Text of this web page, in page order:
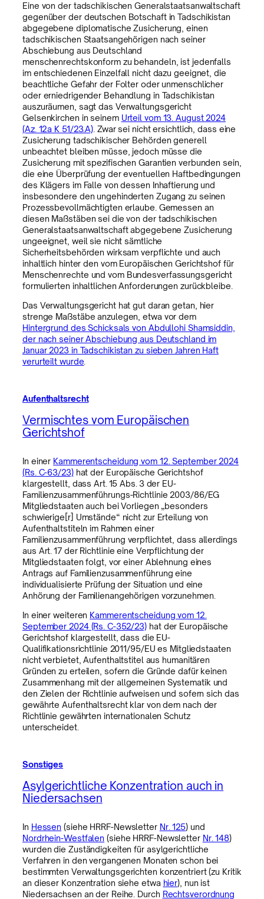
Eine von der tadschikischen Generalstaatsanwaltschaft
gegenüber der deutschen Botschaft in Tadschikistan
abgegebene diplomatische Zusicherung, einen
tadschikischen Staatsangehörigen nach seiner
Abschiebung aus Deutschland
menschenrechtskonform zu behandeln, ist jedenfalls
im entschiedenen Einzelfall nicht dazu geeignet, die
beachtliche Gefahr der Folter oder unmenschlicher
oder erniedrigender Behandlung in Tadschikistan
auszuräumen, sagt das Verwaltungsgericht
Gelsenkirchen in seinem Urteil vom 13. August 2024
(Az. 12a K 51/23.A). Zwar sei nicht ersichtlich, dass eine
Zusicherung tadschikischer Behörden generell
unbeachtet bleiben müsse, jedoch müsse die
Zusicherung mit spezifischen Garantien verbunden sein,
die eine Überprüfung der eventuellen Haftbedingungen
des Klägers im Falle von dessen Inhaftierung und
insbesondere den ungehinderten Zugang zu seinen
Prozessbevollmächtigten erlaube. Gemessen an
diesen Maßstäben sei die von der tadschikischen
Generalstaatsanwaltschaft abgegebene Zusicherung
ungeeignet, weil sie nicht sämtliche
Sicherheitsbehörden wirksam verpflichte und auch
inhaltlich hinter den vom Europäischen Gerichtshof für
Menschenrechte und vom Bundesverfassungsgericht
formulierten inhaltlichen Anforderungen zurückbleibe.
Das Verwaltungsgericht hat gut daran getan, hier
strenge Maßstäbe anzulegen, etwa vor dem
Hintergrund des Schicksals von Abdullohi Shamsiddin,
der nach seiner Abschiebung aus Deutschland im
Januar 2023 in Tadschikistan zu sieben Jahren Haft
verurteilt wurde
Aufenthaltsrecht
Vermischtes vom Europäischen
Gerichtshof
In einer Kammerentscheidung vom 12. September 2024
(Rs. C-63/23)hat der Europäische Gerichtshof
klargestellt, dass Art. 15 Abs. 3 der EU-
Familienzusammenführungs-Richtlinie 2003/86/EG
Mitgliedstaaten auch bei Vorliegen „besonders
schwierige[r] Umstände“ nicht zur Erteilung von
Aufenthaltstiteln im Rahmen einer
Familienzusammenführung verpflichtet, dass allerdings
aus Art. 17 der Richtlinie eine Verpflichtung der
Mitgliedstaaten folgt, vor einer Ablehnung eines
Antrags auf Familienzusammenführung eine
individualisierte Prüfung der Situation und eine
Anhörung der Familienangehörigen vorzunehmen.
In einer weiteren Kammerentscheidung vom 12.
September 2024 (Rs. C-352/23) hat der Europäische
Gerichtshof klargestellt, dass die EU-
Qualifikationsrichtlinie 2011/95/EU es Mitgliedstaaten
nicht verbietet, Aufenthaltstitel aus humanitären
Gründen zu erteilen, sofern die Gründe dafür keinen
Zusammenhang mit der allgemeinen Systematik und
den Zielen der Richtlinie aufweisen und sofern sich das
gewährte Aufenthaltsrecht klar von dem nach der
Richtlinie gewährten internationalen Schutz
unterscheidet.
Sonstiges
Asylgerichtliche Konzentration auch in
Niedersachsen
In Hessen (siehe HRRF-Newsletter Nr. 125) und
Nordrhein-Westfalen (siehe HRRF-Newsletter Nr. 148)
wurden die Zuständigkeiten für asylgerichtliche
Verfahren in den vergangenen Monaten schon bei
bestimmten Verwaltungsgerichten konzentriert (zu Kritik
an dieser Konzentration siehe etwa hier), nun ist
Niedersachsen an der Reihe. Durch Rechtsverordnung